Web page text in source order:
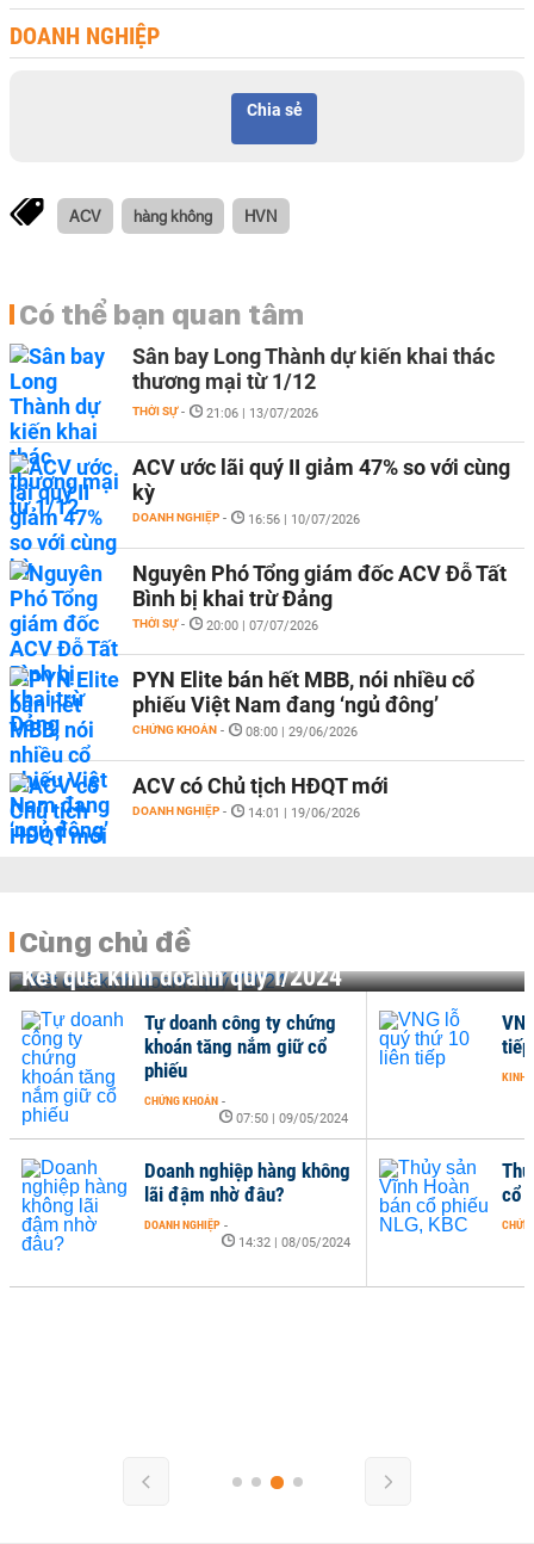
DOANH NGHIỆP
Chia sẻ
ACV hàng không HVN
Có thể bạn quan tâm
Sân bay Long Thành dự kiến khai thác
thương mại từ 1/12
THỜI SỰ - 21:06 | 13/07/2026
ACV ước lãi quý II giảm 47% so với cùng
kỳ
DOANH NGHIỆP - 16:56 | 10/07/2026
Nguyên Phó Tổng giám đốc ACV Đỗ Tất
Bình bị khai trừ Đảng
THỜI SỰ - 20:00 | 07/07/2026
PYN Elite bán hết MBB, nói nhiều cổ
phiếu Việt Nam đang ‘ngủ đông’
CHỨNG KHOÁN - 08:00 | 29/06/2026
ACV có Chủ tịch HĐQT mới
DOANH NGHIỆP - 14:01 | 19/06/2026
Cùng chủ đề
Kết quả kinh doanh quý I/2024
cổ
Tự doanh công ty chứng
khoán tăng nắm giữ cổ
phiếu
CHỨNG KHOÁN -
07:50 | 09/05/2024
Doanh nghiệp hàng không
lãi đậm nhờ đâu?
DOANH NGHIỆP -
14:32 | 08/05/2024
tiếp
KINH